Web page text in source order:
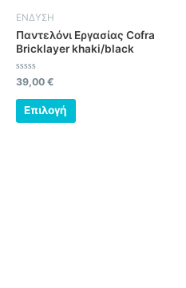
ΕΝΔΥΣΗ
Παντελόνι Εργασίας Cofra
Bricklayer khaki/black
Βαθμολογήθηκε
με
0
από
39,00 €
Επιλογή
παραλλαγές.
Οι
να